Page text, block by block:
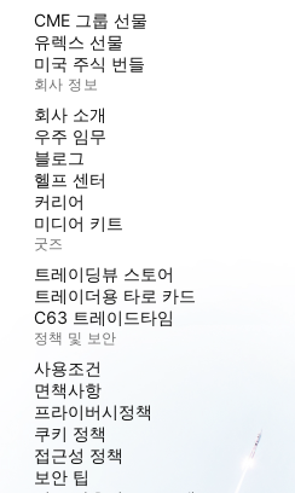
CME 그룹 선물
유렉스 선물
미국 주식 번들
회사 정보
회사 소개
우주 임무
블로그
헬프 센터
커리어
미디어 키트
굿즈
트레이딩뷰 스토어
트레이더용 타로 카드
C63 트레이드타임
정책 및 보안
사용조건
면책사항
프라이버시정책
쿠키 정책
접근성 정책
보안 팁